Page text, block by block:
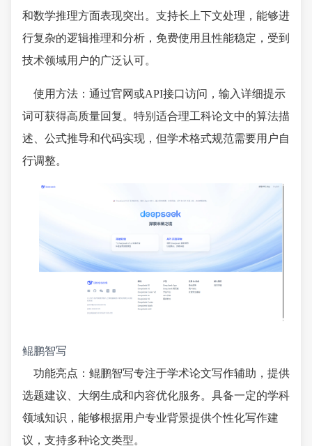
和数学推理方面表现突出。支持长上下文处理，能够进
行复杂的逻辑推理和分析，免费使用且性能稳定，受到
技术领域用户的广泛认可。
使用方法：通过官网或API接口访问，输入详细提示
词可获得高质量回复。特别适合理工科论文中的算法描
述、公式推导和代码实现，但学术格式规范需要用户自
行调整。
鲲鹏智写
功能亮点：鲲鹏智写专注于学术论文写作辅助，提供
选题建议、大纲生成和内容优化服务。具备一定的学科
领域知识，能够根据用户专业背景提供个性化写作建
议，支持多种论文类型。